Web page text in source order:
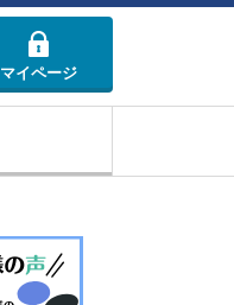
マイページ